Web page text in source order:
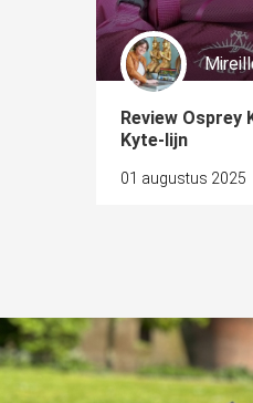
Review Osprey
Kyte-lijn
01 augustus 2025